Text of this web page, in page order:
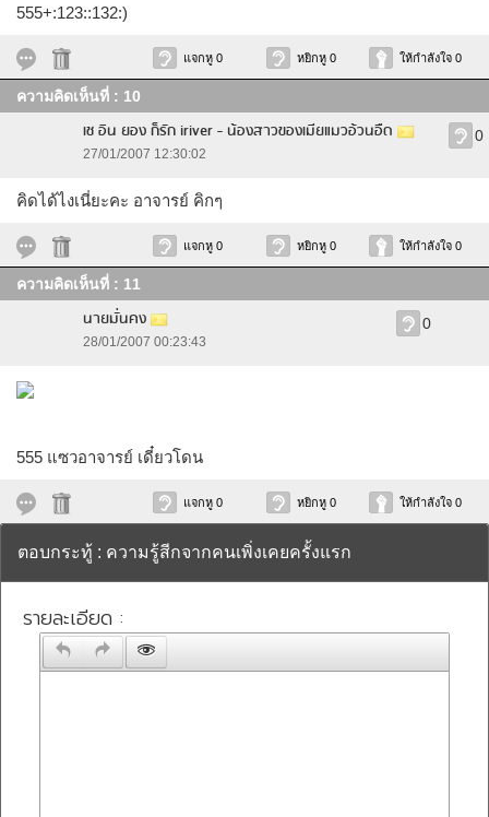
555+:123::132:)
แจกหู 0 หยิกหู 0 ให้กำลังใจ 0
ความคิดเห็นที่ : 10
เช อิน ยอง ก็รัก iriver - น้องสาวของเมียแมวอ้วนอืด
27/01/2007 12:30:02
0
คิดได้ไงเนี่ยะคะ อาจารย์ คิกๆ
แจกหู 0 หยิกหู 0 ให้กำลังใจ 0
ความคิดเห็นที่ : 11
นายมั่นคง
28/01/2007 00:23:43
0
555 แซวอาจารย์ เดี๋ยวโดน
แจกหู 0 หยิกหู 0 ให้กำลังใจ 0
ตอบกระทู้ : ความรู้สีกจากคนเพิ่งเคยครั้งแรก
รายละเอียด :